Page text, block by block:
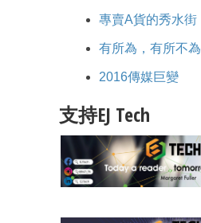
專賣A貨的秀水街
有所為，有所不為
2016傳媒巨變
支持EJ Tech